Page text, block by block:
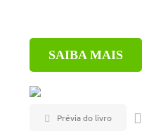
SAIBA MAIS